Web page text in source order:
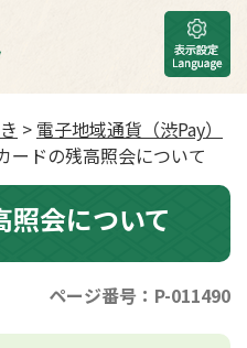
> 電子地域通貨（渋Pay）
ードの残高照会について
会について
ページ番号：P-011490